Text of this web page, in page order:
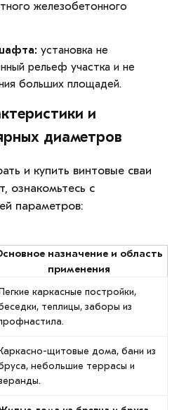
железобетонного
установка не
рельеф участка и не
больших площадей.
и
диаметров
и купить винтовые сваи
ознакомьтесь с
параметров:
назначение и область
применения
каркасные постройки,
теплицы, заборы из
щитовые дома, бани из
небольшие террасы и